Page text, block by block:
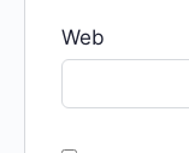
Web